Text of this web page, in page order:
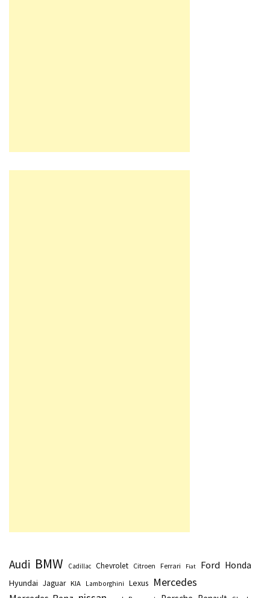
Audi BMW Cadillac Chevrolet Citroen Ferrari Fiat Ford Honda
Hyundai Jaguar KIA Lamborghini Lexus Mercedes